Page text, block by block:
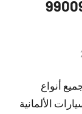
تعليقات
أنواع
الألمانية